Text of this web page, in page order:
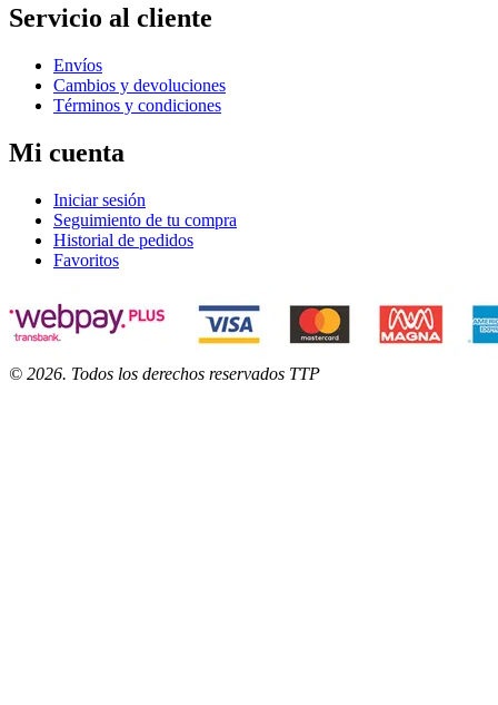
Servicio al cliente
Envíos
Cambios y devoluciones
Términos y condiciones
Mi cuenta
Iniciar sesión
Seguimiento de tu compra
Historial de pedidos
Favoritos
© 2026. Todos los derechos reservados TTP